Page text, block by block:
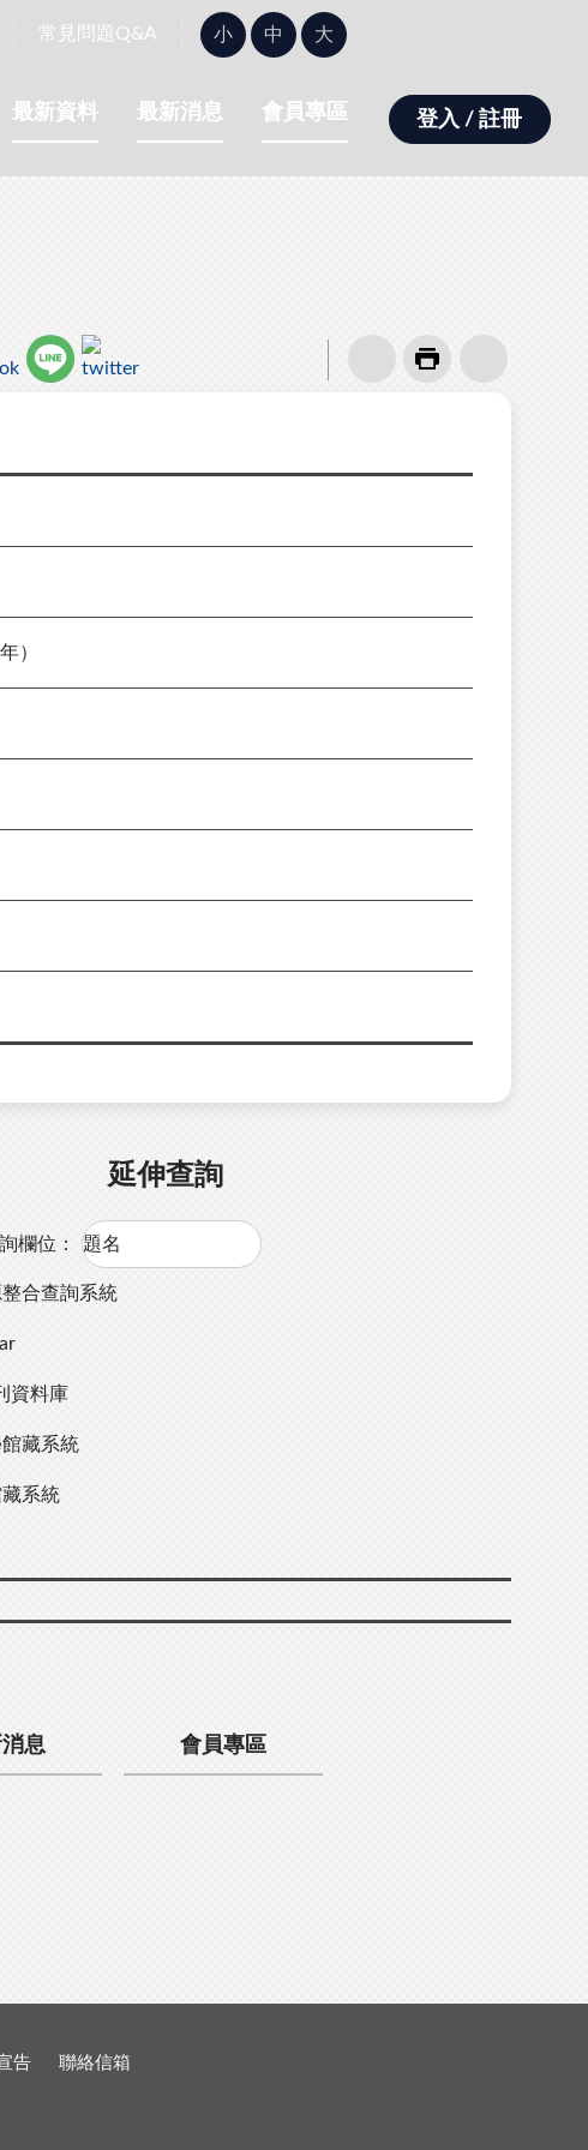
常見問題Q&A
字
型
小：
小 中 大
最新資料 最新消息 會員專區 登入 / 註冊
）
延伸查詢
欄位：
合查詢系統
資料庫
藏系統
系統
息 會員專區
告 聯絡信箱